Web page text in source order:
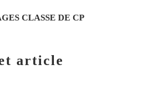
CLASSE DE CP
article